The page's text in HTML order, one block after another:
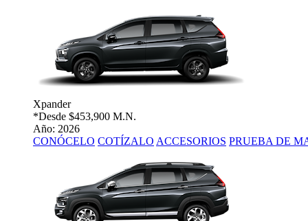
Xpander
*Desde $453,900 M.N.
Año: 2026
CONÓCELO COTÍZALO ACCESORIOS PRUEBA DE